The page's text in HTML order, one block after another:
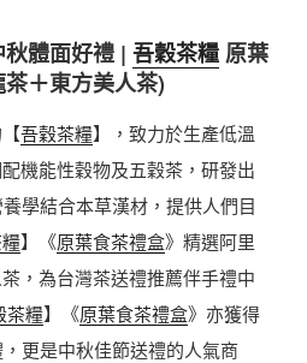
體面好禮 | 吾穀茶糧 原葉
＋東方美人茶)
吾穀茶糧】，致力於生產低溫
機能性穀物及五穀茶，研發出
學結合本草漢材，提供人們目
】《原葉食茶禮盒》精選阿里
，為台灣茶送禮推薦伴手禮中
茶糧】《原葉食茶禮盒》亦獲得
更是中秋佳節送禮的人氣商